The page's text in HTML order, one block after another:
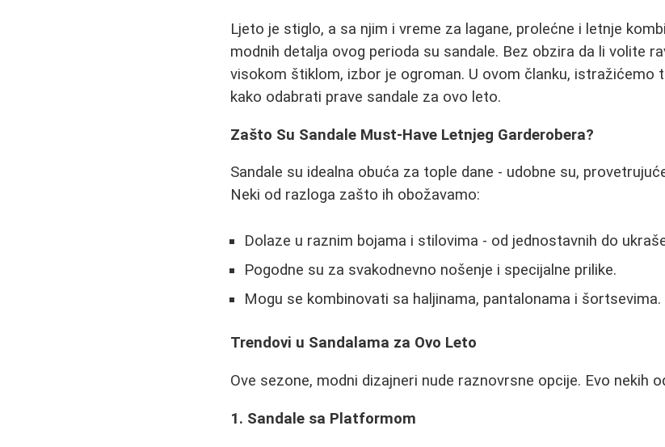
Ljeto je stiglo, a sa njim i vreme za lagane, prolećne i letnje
modnih detalja ovog perioda su sandale. Bez obzira da li volite
visokom štiklom, izbor je ogroman. U ovom članku, istražićemo
kako odabrati prave sandale za ovo leto.
Zašto Su Sandale Must-Have Letnjeg Garderobera?
Sandale su idealna obuća za tople dane - udobne su,
Neki od razloga zašto ih obožavamo:
Dolaze u raznim bojama i stilovima - od jednostavnih do
Pogodne su za svakodnevno nošenje i specijalne prilike.
Mogu se kombinovati sa haljinama, pantalonama i šortsevima.
Trendovi u Sandalama za Ovo Leto
Ove sezone, modni dizajneri nude raznovrsne opcije. Evo nekih
1. Sandale sa Platformom